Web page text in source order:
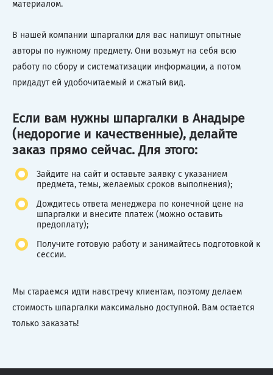
материалом.
В нашей компании шпаргалки для вас напишут опытные
авторы по нужному предмету. Они возьмут на себя всю
работу по сбору и систематизации информации, а потом
придадут ей удобочитаемый и сжатый вид.
Если вам нужны шпаргалки в Анадыре
(недорогие и качественные), делайте
заказ прямо сейчас. Для этого:
Зайдите на сайт и оставьте заявку с указанием
предмета, темы, желаемых сроков выполнения);
Дождитесь ответа менеджера по конечной цене на
шпаргалки и внесите платеж (можно оставить
предоплату);
Получите готовую работу и занимайтесь подготовкой к
сессии.
Мы стараемся идти навстречу клиентам, поэтому делаем
стоимость шпаргалки максимально доступной. Вам остается
только заказать!